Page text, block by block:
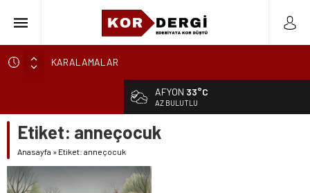
KARALAMALAR
SÖZDE KALANLAR
LEYLA, AŞKIN ÖZNESİDİR
YIKILMAYAN GENÇLİK
BAHÇEDEKİ YABANCI
BİR İKİNDİ HOMURTUSU
AKLANMAYAN GÜNAHLAR
AFYON 33°C
AZ BULUTLU
Etiket: anneçocuk
Anasayfa » Etiket: anneçocuk